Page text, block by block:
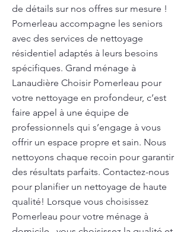
de détails sur nos offres sur mesure !
Pomerleau accompagne les seniors
avec des services de nettoyage
résidentiel adaptés à leurs besoins
spécifiques. Grand ménage à
Lanaudière Choisir Pomerleau pour
votre nettoyage en profondeur, c’est
faire appel à une équipe de
professionnels qui s’engage à vous
offrir un espace propre et sain. Nous
nettoyons chaque recoin pour garantir
des résultats parfaits. Contactez-nous
pour planifier un nettoyage de haute
qualité! Lorsque vous choisissez
Pomerleau pour votre ménage à